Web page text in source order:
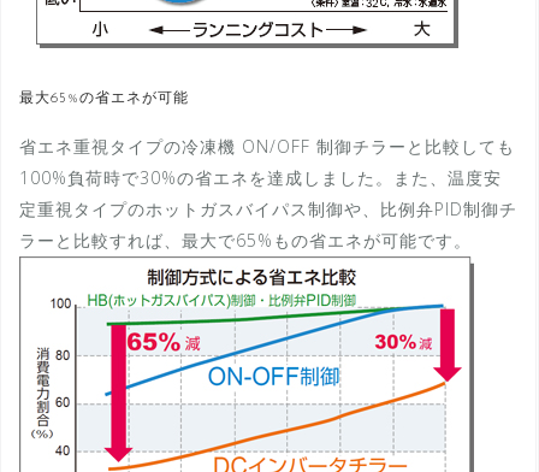
最大65%の省エネが可能
省エネ重視タイプの冷凍機 ON/OFF 制御チラーと比較しても
100%負荷時で30%の省エネを達成しました。また、温度安
定重視タイプのホットガスバイパス制御や、比例弁PID制御チ
ラーと比較すれば、最大で65%もの省エネが可能です。